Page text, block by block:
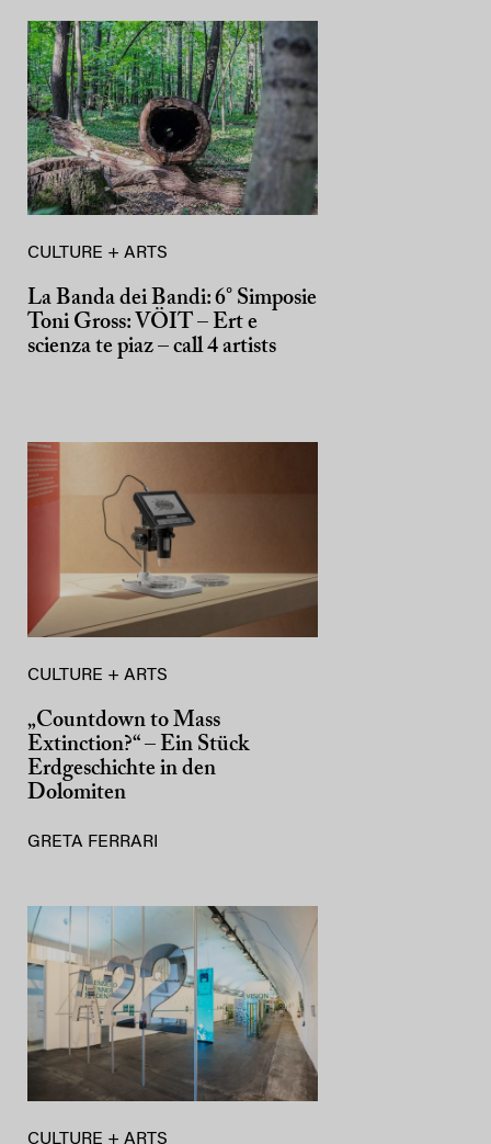
CULTURE + ARTS
La Banda dei Bandi: 6° Simposie
Toni Gross: VÖIT – Ert e
scienza te piaz – call 4 artists
CULTURE + ARTS
„Countdown to Mass
Extinction?“ – Ein Stück
Erdgeschichte in den
Dolomiten
GRETA FERRARI
CULTURE + ARTS